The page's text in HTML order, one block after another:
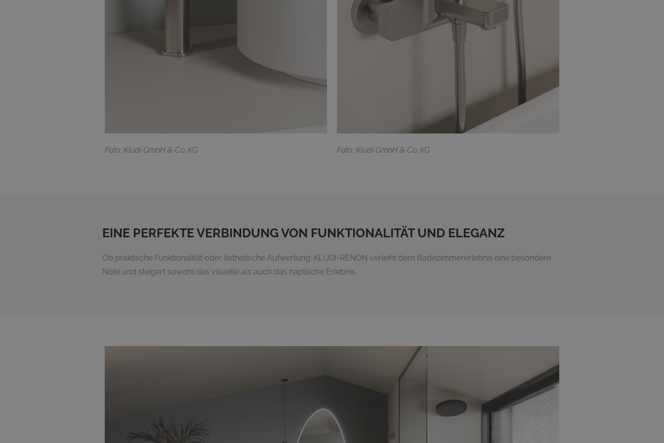
Foto: Kludi GmbH & Co. KG Foto: Kludi GmbH & Co. KG
EINE PERFEKTE VERBINDUNG VON FUNKTIONALITÄT UND ELEGANZ
Ob praktische Funktionalität oder ästhetische Aufwertung: KLUDI-RENON verleiht dem Badezimmererlebnis eine besondere
Note und steigert sowohl das visuelle als auch das haptische Erlebnis.